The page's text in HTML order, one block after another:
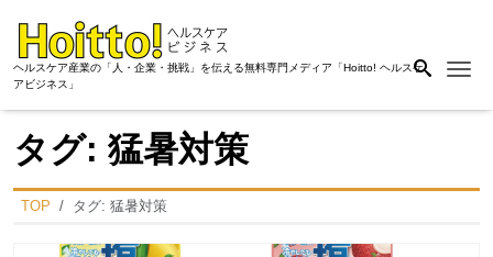
ヘルスケア産業の「人・企業・挑戦」を伝える無料専門メディア「Hoitto! ヘルスケ
アビジネス」
タグ: 猛暑対策
TOP タグ: 猛暑対策